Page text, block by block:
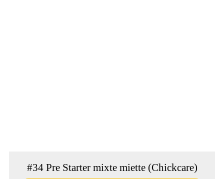
#34 Pre Starter mixte miette (Chickcare)